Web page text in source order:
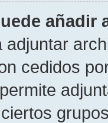
añadir
adjuntar
cedidos